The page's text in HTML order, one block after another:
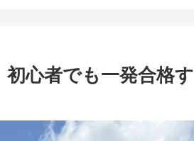
初心者でも一発合格す